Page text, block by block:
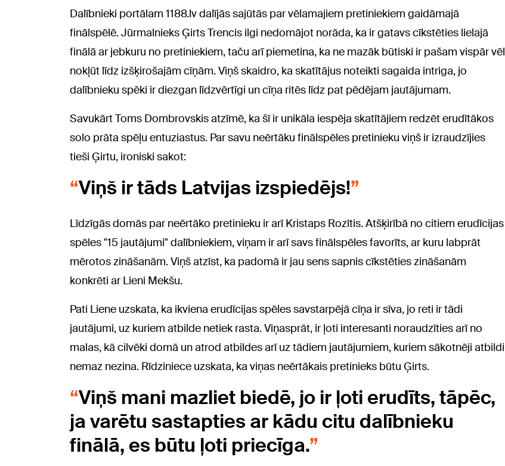
Dalībnieki portālam 1188.lv dalījās sajūtās par vēlamajiem pretiniekiem gaidāmajā
finālspēlē. Jūrmalnieks Ģirts Trencis ilgi nedomājot norāda, ka ir gatavs cīkstēties lielajā
finālā ar jebkuru no pretiniekiem, taču arī piemetina, ka ne mazāk būtiski ir pašam vispār vēl
nokļūt līdz izšķirošajām cīņām. Viņš skaidro, ka skatītājus noteikti sagaida intriga, jo
dalībnieku spēki ir diezgan līdzvērtīgi un cīņa ritēs līdz pat pēdējam jautājumam.
Savukārt Toms Dombrovskis atzīmē, ka šī ir unikāla iespēja skatītājiem redzēt erudītākos
solo prāta spēļu entuziastus. Par savu neērtāku finālspēles pretinieku viņš ir izraudzījies
tieši Ģirtu, ironiski sakot:
Viņš ir tāds Latvijas izspiedējs!
Līdzīgās domās par neērtāko pretinieku ir arī Kristaps Rozītis. Atšķirībā no citiem erudīcijas
spēles "15 jautājumi" dalībniekiem, viņam ir arī savs finālspēles favorīts, ar kuru labprāt
mērotos zināšanām. Viņš atzīst, ka padomā ir jau sens sapnis cīkstēties zināšanām
konkrēti ar Lieni Mekšu.
Pati Liene uzskata, ka ikviena erudīcijas spēles savstarpējā cīņa ir sīva, jo reti ir tādi
jautājumi, uz kuriem atbilde netiek rasta. Viņasprāt, ir ļoti interesanti noraudzīties arī no
malas, kā cilvēki domā un atrod atbildes arī uz tādiem jautājumiem, kuriem sākotnēji atbildi
nemaz nezina. Rīdziniece uzskata, ka viņas neērtākais pretinieks būtu Ģirts.
Viņš mani mazliet biedē, jo ir ļoti erudīts, tāpēc,
ja varētu sastapties ar kādu citu dalībnieku
finālā, es būtu ļoti priecīga.